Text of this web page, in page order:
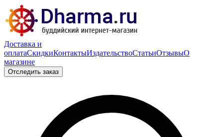
Доставка и
оплатаСкидкиКонтактыИздательствоСтатьиОтзывыО
магазине
Отследить заказ